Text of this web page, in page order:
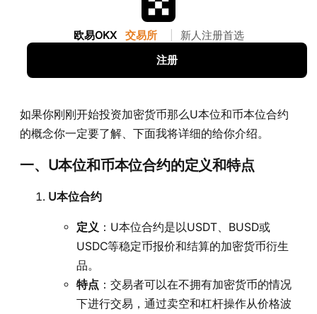
欧易OKX 交易所 新人注册首选
注册
如果你刚刚开始投资加密货币那么U本位和币本位合约
的概念你一定要了解、下面我将详细的给你介绍。
一、U本位和币本位合约的定义和特点
U本位合约
定义 ：U本位合约是以USDT、BUSD或
USDC等稳定币报价和结算的加密货币衍生
品。
特点 ：交易者可以在不拥有加密货币的情况
下进行交易，通过卖空和杠杆操作从价格波